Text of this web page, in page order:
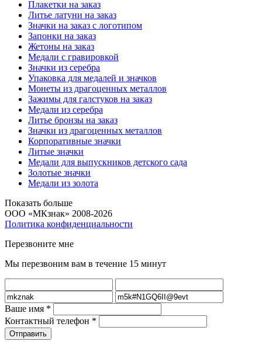
Плакетки на заказ
Литье латуни на заказ
Значки на заказ с логотипом
Запонки на заказ
Жетоны на заказ
Медали с гравировкой
Значки из серебра
Упаковка для медалей и значков
Монеты из драгоценных металлов
Зажимы для галстуков на заказ
Медали из серебра
Литье бронзы на заказ
Значки из драгоценных металлов
Корпоративные значки
Литые значки
Медали для выпускников детского сада
Золотые значки
Медали из золота
Показать больше
ООО «МКзнак» 2008-2026
Политика конфиденциальности
Перезвоните мне
Мы перезвоним вам в течение 15 минут
Ваше имя *
Контактный телефон *